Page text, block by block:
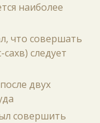
наиболее
что совершать
следует
двух
совершить